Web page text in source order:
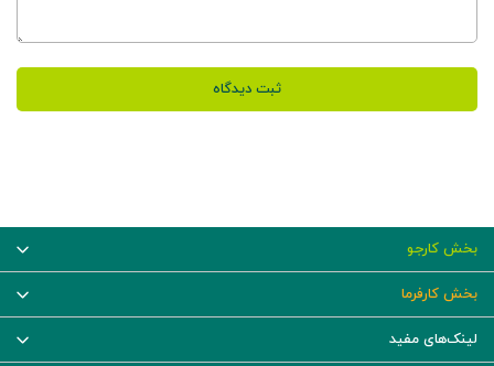
ثبت دیدگاه
بخش کارجو
بخش کارفرما
لینک‌های مفید